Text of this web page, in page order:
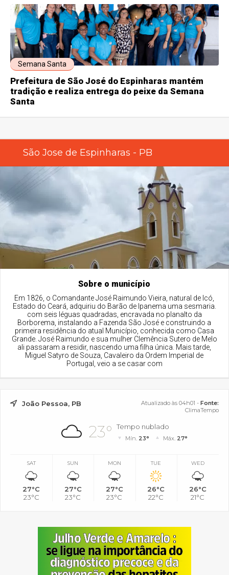
Semana Santa
Prefeitura de São José do Espinharas mantém
tradição e realiza entrega do peixe da Semana
Santa
São Jose de Espinharas - PB
Sobre o município
Em 1826, o Comandante José Raimundo Vieira, natural de Icó,
Estado do Ceará, adquiriu do Barão de Ipanema uma sesmaria.
com seis léguas quadradas, encravada no planalto da
Borborema, instalando a Fazenda São José e construindo a
primeira residência do atual Município, conhecida como Casa
Grande. José Raimundo e sua mulher Clemência Sutero de Melo
ali passaram a residir, nascendo uma filha única. Mais tarde,
Miguel Satyro de Souza, Cavaleiro da Ordem Imperial de
Portugal, veio a se casar com
João Pessoa, PB Atualizado às 04h01 - Fonte:
ClimaTempo
23° Tempo nublado
Mín. 23° Máx. 27°
SAT
27°C
23°C
SUN
27°C
23°C
MON
27°C
23°C
TUE
26°C
22°C
WED
26°C
21°C